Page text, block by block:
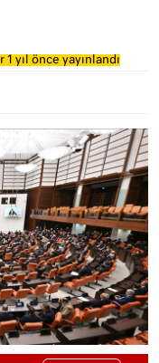
1 yıl önce yayınlandı